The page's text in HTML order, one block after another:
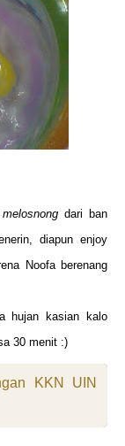
melosnongdari ban
diapun enjoy
Noofa berenang
hujan kasian kalo
30 menit :)
KKN UIN